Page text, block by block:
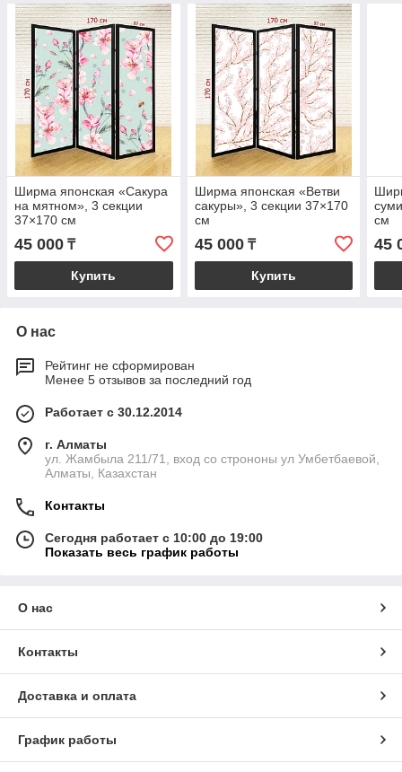
Ширма японская «Сакура
на мятном», 3 секции
37×170 см
45 000 ₸
Купить
Ширма японская «Ветви
сакуры», 3 секции 37×170
см
45 000₸
Купить
см
45
О нас
Рейтинг не сформирован
Менее 5 отзывов за последний год
Работает с 30.12.2014
г. Алматы
ул. Жамбыла 211/71, вход со строноны ул Умбетбаевой,
Алматы, Казахстан
Контакты
Сегодня работает с 10:00 до 19:00
Показать весь график работы
О нас
Контакты
Доставка и оплата
График работы